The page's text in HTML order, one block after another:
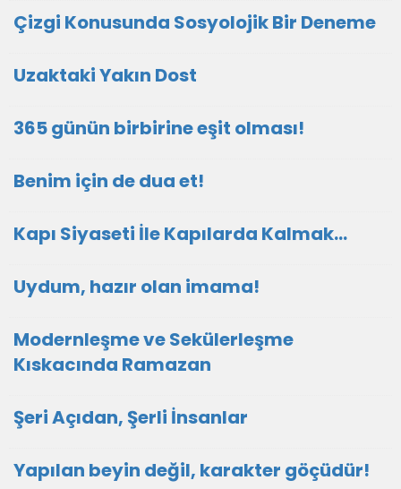
Çizgi Konusunda Sosyolojik Bir Deneme
Uzaktaki Yakın Dost
365 günün birbirine eşit olması!
Benim için de dua et!
Kapı Siyaseti İle Kapılarda Kalmak…
Uydum, hazır olan imama!
Modernleşme ve Sekülerleşme
Kıskacında Ramazan
Şeri Açıdan, Şerli İnsanlar
Yapılan beyin değil, karakter göçüdür!